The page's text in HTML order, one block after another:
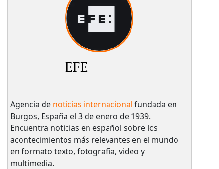
EFE
Agencia de noticias internacional fundada en
Burgos, España el 3 de enero de 1939.
Encuentra noticias en español sobre los
acontecimientos más relevantes en el mundo
en formato texto, fotografía, video y
multimedia.